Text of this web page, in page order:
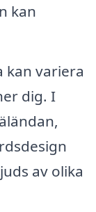
kan
kan variera
dig. I
av olika